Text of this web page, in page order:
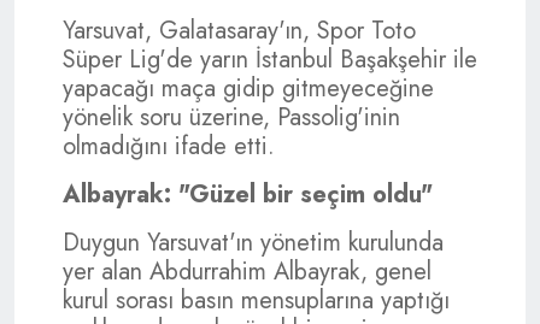
Yarsuvat, Galatasaray'ın, Spor Toto
Süper Lig'de yarın İstanbul Başakşehir ile
yapacağı maça gidip gitmeyeceğine
yönelik soru üzerine, Passolig'inin
olmadığını ifade etti.
Albayrak: "Güzel bir seçim oldu"
Duygun Yarsuvat'ın yönetim kurulunda
yer alan Abdurrahim Albayrak, genel
kurul sorası basın mensuplarına yaptığı